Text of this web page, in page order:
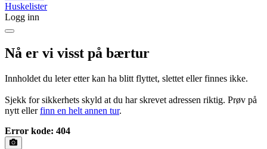
Huskelister
Logg inn
Nå er vi visst på bærtur
Innholdet du leter etter kan ha blitt flyttet, slettet eller finnes ikke.
Sjekk for sikkerhets skyld at du har skrevet adressen riktig. Prøv på
nytt eller finn en helt annen tur.
Error kode: 404